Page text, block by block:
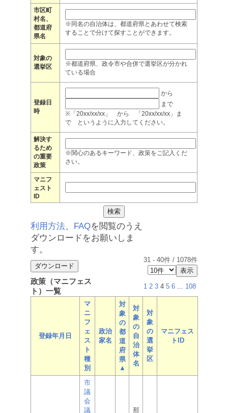
市区町
村名、
都道府
県名
※同名の自治体は、都道府県とあわせて検索
することで分けて探すことができます。
対象の
選挙区
※都道府県、政令市や合併で選挙区が分かれ
ている場合
登録日
時
から
まで
※「20xx/xx/xx」 から 「20xx/xx/xx」ま
で というように入力してください。
解決す
るため
の重要
政策
※関心のあるキーワード、政策をご記入くだ
さい。
マニフ
ェスト
ID
利用方法、 FAQを閲覧のうえ
ダウンロードをお願いしま
す。
31 - 40件 / 1078件
政策（マニフェス
ト）一覧
1 2 3 4 5 6 ... 108
登録年月日
マ
ニ
フ
ェ
ス
ト
種
別
政治
家名
対
象
の
都
道
府
県
▲
対
象
の
自
治
体
名
対
象
の
選
挙
区
マニフェス
トID
市
議
会
議
那